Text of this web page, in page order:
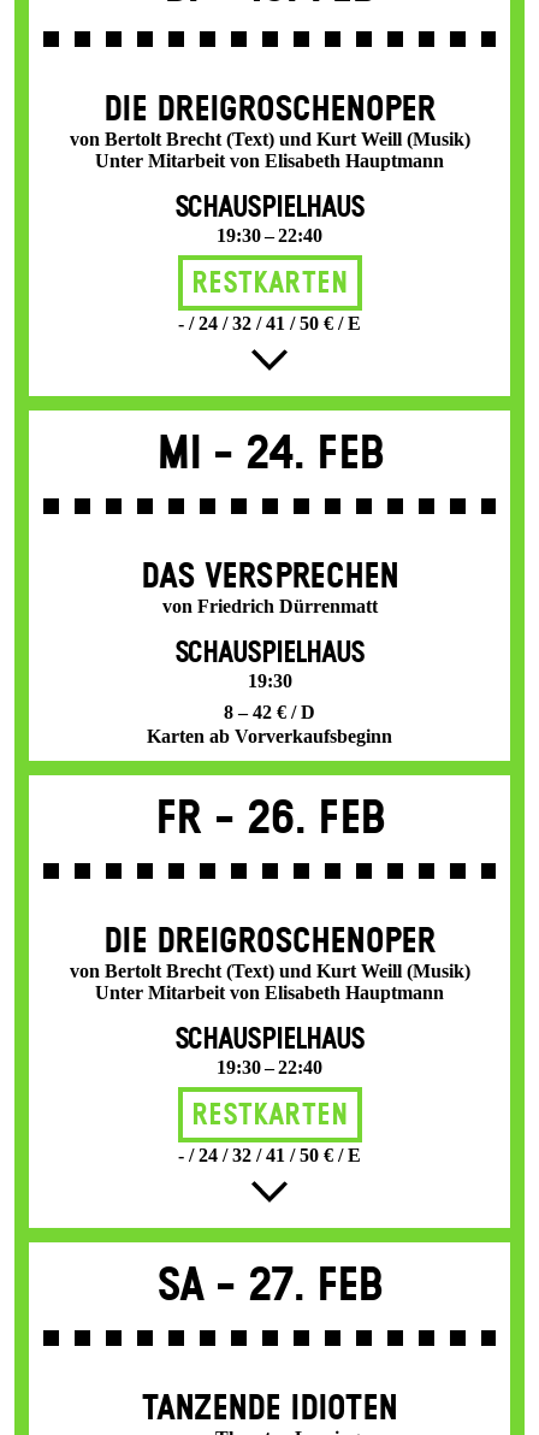
DIE DREI­GROSCHEN­OPER
von Bertolt Brecht (Text) und Kurt Weill (Musik)
Unter Mitarbeit von Elisabeth Hauptmann
SCHAUSPIELHAUS
19:30 – 22:40
Restkarten
- / 24 / 32 / 41 / 50 € / E
Mi - 24. Feb
DAS VER­SPRECHEN
von Friedrich Dürrenmatt
SCHAUSPIELHAUS
19:30
8 – 42 € / D
Karten ab Vorverkaufsbeginn
Fr - 26. Feb
DIE DREI­GROSCHEN­OPER
von Bertolt Brecht (Text) und Kurt Weill (Musik)
Unter Mitarbeit von Elisabeth Hauptmann
SCHAUSPIELHAUS
19:30 – 22:40
Restkarten
- / 24 / 32 / 41 / 50 € / E
Sa - 27. Feb
TANZENDE IDIOTEN